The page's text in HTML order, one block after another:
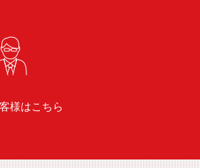
様はこちら